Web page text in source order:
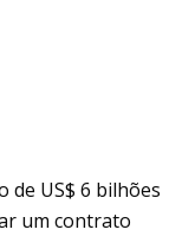
de US$ 6 bilhões
um contrato